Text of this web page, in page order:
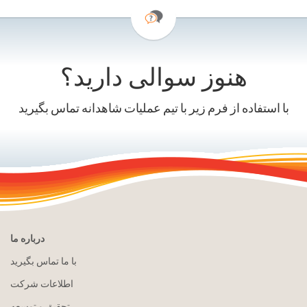
هنوز سوالی دارید؟
با استفاده از فرم زیر با تیم عملیات شاهدانه تماس بگیرید
درباره ما
با ما تماس بگیرید
اطلاعات شرکت